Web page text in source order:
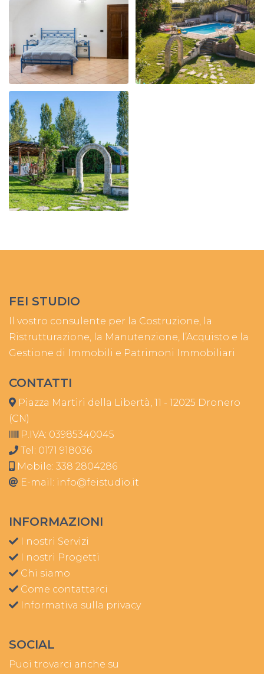
FEI STUDIO
Il vostro consulente per la Costruzione, la
Ristrutturazione, la Manutenzione, l’Acquisto e la
Gestione di Immobili e Patrimoni Immobiliari
CONTATTI
Piazza Martiri della Libertà, 11 - 12025 Dronero
(CN)
P.IVA: 03985340045
Tel: 0171 918036
Mobile: 338 2804286
E-mail: info@feistudio.it
INFORMAZIONI
I nostri Servizi
I nostri Progetti
Chi siamo
Come contattarci
Informativa sulla privacy
SOCIAL
Puoi trovarci anche su